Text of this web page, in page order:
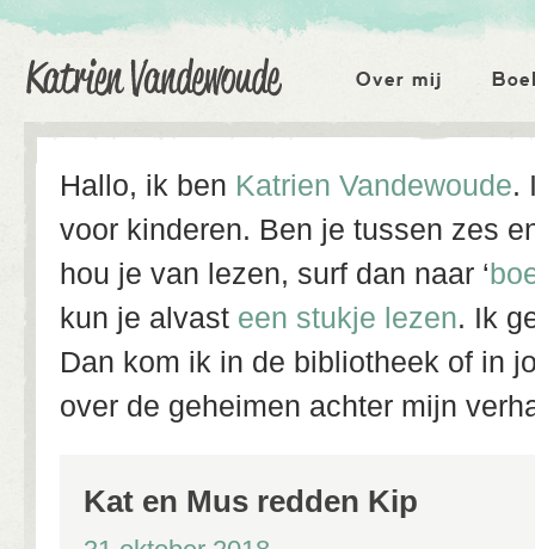
Katrien Vandewoude
Over mij
Hallo, ik ben Katrien Vandewoude.
voor kinderen. Ben je tussen zes
hou je van lezen, surf dan naar ‘
kun je alvast een stukje lezen. Ik
Dan kom ik in de bibliotheek of in
over de geheimen achter mijn
Kat en Mus redden Kip